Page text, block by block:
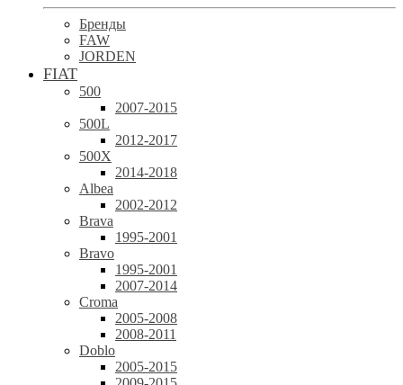
Бренды
FAW
JORDEN
FIAT
500
2007-2015
500L
2012-2017
500X
2014-2018
Albea
2002-2012
Brava
1995-2001
Bravo
1995-2001
2007-2014
Croma
2005-2008
2008-2011
Doblo
2005-2015